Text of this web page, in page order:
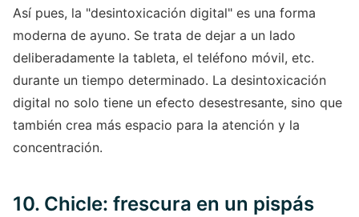
Así pues, la "desintoxicación digital" es una forma
moderna de ayuno. Se trata de dejar a un lado
deliberadamente la tableta, el teléfono móvil, etc.
durante un tiempo determinado. La desintoxicación
digital no solo tiene un efecto desestresante, sino que
también crea más espacio para la atención y la
concentración.
10. Chicle: frescura en un pispás